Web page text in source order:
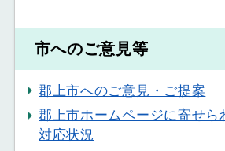
市へのご意見等
郡上市へのご意見・ご提案
郡上市ホームページに寄せら
対応状況